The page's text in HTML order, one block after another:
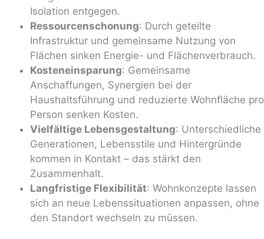
Isolation entgegen.
Ressourcenschonung: Durch geteilte
Infrastruktur und gemeinsame Nutzung von
Flächen sinken Energie- und Flächenverbrauch.
Kosteneinsparung: Gemeinsame
Anschaffungen, Synergien bei der
Haushaltsführung und reduzierte Wohnfläche pro
Person senken Kosten.
Vielfältige Lebensgestaltung: Unterschiedliche
Generationen, Lebensstile und Hintergründe
kommen in Kontakt – das stärkt den
Zusammenhalt.
Langfristige Flexibilität: Wohnkonzepte lassen
sich an neue Lebenssituationen anpassen, ohne
den Standort wechseln zu müssen.